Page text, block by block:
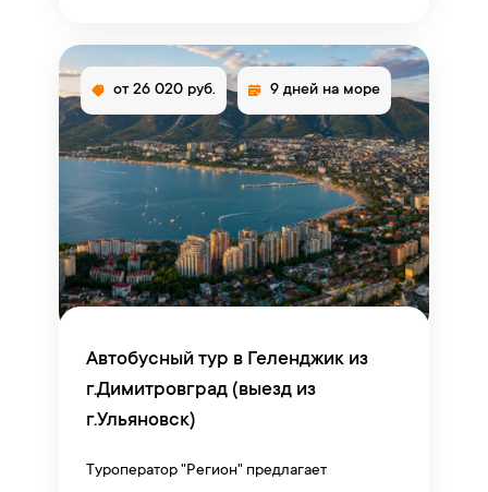
от 26 020 руб. 9 дней на море
Автобусный тур в Геленджик из
г.Димитровград (выезд из
г.Ульяновск)
Туроператор "Регион" предлагает